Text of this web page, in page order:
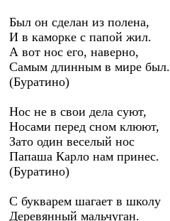
Был он сделан из полена,
И в каморке с папой жил.
А вот нос его, наверно,
Самым длинным в мире был.
(Буратино)
Нос не в свои дела суют,
Носами перед сном клюют,
Зато один веселый нос
Папаша Карло нам принес.
(Буратино)
С букварем шагает в школу
Деревянный мальчуган.